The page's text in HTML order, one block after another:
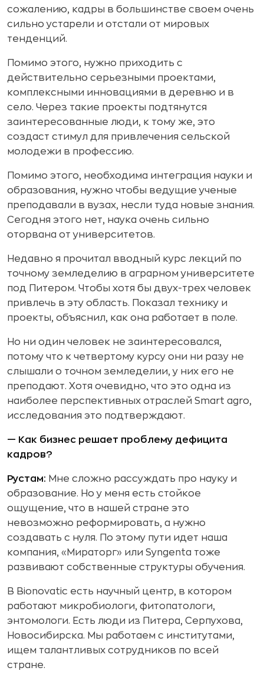
сожалению, кадры в большинстве своем очень
сильно устарели и отстали от мировых
тенденций.
Помимо этого, нужно приходить с
действительно серьезными проектами,
комплексными инновациями в деревню и в
село. Через такие проекты подтянутся
заинтересованные люди, к тому же, это
создаст стимул для привлечения сельской
молодежи в профессию.
Помимо этого, необходима интеграция науки и
образования, нужно чтобы ведущие ученые
преподавали в вузах, несли туда новые знания.
Сегодня этого нет, наука очень сильно
оторвана от университетов.
Недавно я прочитал вводный курс лекций по
точному земледелию в аграрном университете
под Питером. Чтобы хотя бы двух-трех человек
привлечь в эту область. Показал технику и
проекты, объяснил, как она работает в поле.
Но ни один человек не заинтересовался,
потому что к четвертому курсу они ни разу не
слышали о точном земледелии, у них его не
преподают. Хотя очевидно, что это одна из
наиболее перспективных отраслей Smart agro,
исследования это подтверждают.
— Как бизнес решает проблему дефицита
кадров?
Рустам: Мне сложно рассуждать про науку и
образование. Но у меня есть стойкое
ощущение, что в нашей стране это
невозможно реформировать, а нужно
создавать с нуля. По этому пути идет наша
компания, «Мираторг» или Syngenta тоже
развивают собственные структуры обучения.
В Bionovatic есть научный центр, в котором
работают микробиологи, фитопатологи,
энтомологи. Есть люди из Питера, Серпухова,
Новосибирска. Мы работаем с институтами,
ищем талантливых сотрудников по всей
стране.